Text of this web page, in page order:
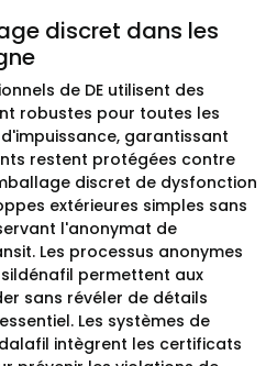
discret dans les
de DE utilisent des
robustes pour toutes les
garantissant
restent protégées contre
discret de dysfonction
extérieures simples sans
l'anonymat de
Les processus anonymes
permettent aux
sans révéler de détails
Les systèmes de
intègrent les certificats